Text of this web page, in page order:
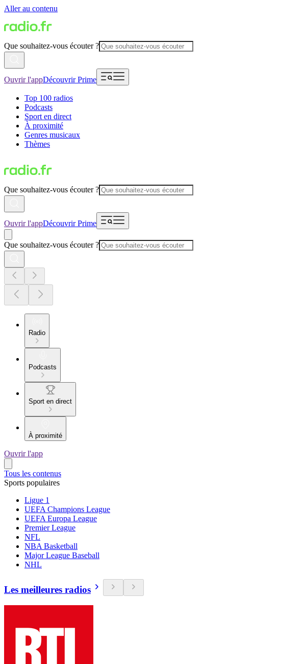
Aller au contenu
Que souhaitez-vous écouter ?
Ouvrir l'appDécouvrir Prime
Top 100 radios
Podcasts
Sport en direct
À proximité
Genres musicaux
Thèmes
Que souhaitez-vous écouter ?
Ouvrir l'appDécouvrir Prime
Que souhaitez-vous écouter ?
Radio
Podcasts
Sport en direct
À proximité
Ouvrir l'app
Tous les contenus
Sports populaires
Ligue 1
UEFA Champions League
UEFA Europa League
Premier League
NFL
NBA Basketball
Major League Baseball
NHL
Les meilleures radios